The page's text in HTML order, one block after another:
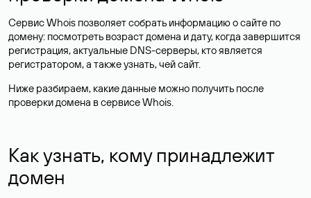
Сервис Whois позволяет собрать информацию о сайте по
домену: посмотреть возраст домена и дату, когда завершится
регистрация, актуальные DNS-серверы, кто является
регистратором, а также узнать, чей сайт.
Ниже разбираем, какие данные можно получить после
проверки домена в сервисе Whois.
Как узнать, кому принадлежит
домен